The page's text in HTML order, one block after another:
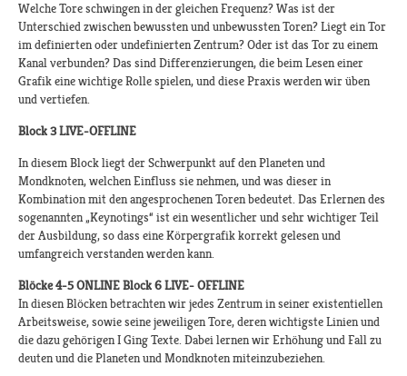
Welche Tore schwingen in der gleichen Frequenz? Was ist der
Unterschied zwischen bewussten und unbewussten Toren? Liegt ein Tor
im definierten oder undefinierten Zentrum? Oder ist das Tor zu einem
Kanal verbunden? Das sind Differenzierungen, die beim Lesen einer
Grafik eine wichtige Rolle spielen, und diese Praxis werden wir üben
und vertiefen.
Block 3 LIVE-OFFLINE
In diesem Block liegt der Schwerpunkt auf den Planeten und
Mondknoten, welchen Einfluss sie nehmen, und was dieser in
Kombination mit den angesprochenen Toren bedeutet. Das Erlernen des
sogenannten „Keynotings“ ist ein wesentlicher und sehr wichtiger Teil
der Ausbildung, so dass eine Körpergrafik korrekt gelesen und
umfangreich verstanden werden kann.
Blöcke 4-5 ONLINE Block 6 LIVE- OFFLINE
In diesen Blöcken betrachten wir jedes Zentrum in seiner existentiellen
Arbeitsweise, sowie seine jeweiligen Tore, deren wichtigste Linien und
die dazu gehörigen I Ging Texte. Dabei lernen wir Erhöhung und Fall zu
deuten und die Planeten und Mondknoten miteinzubeziehen.